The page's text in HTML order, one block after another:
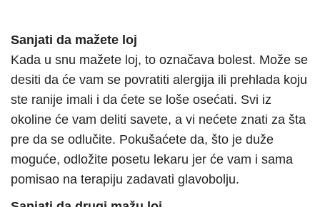
Sanjati da mažete loj
Kada u snu mažete loj, to označava bolest. Može se
desiti da će vam se povratiti alergija ili prehlada koju
ste ranije imali i da ćete se loše osećati. Svi iz
okoline će vam deliti savete, a vi nećete znati za šta
pre da se odlučite. Pokušaćete da, što je duže
moguće, odložite posetu lekaru jer će vam i sama
pomisao na terapiju zadavati glavobolju.